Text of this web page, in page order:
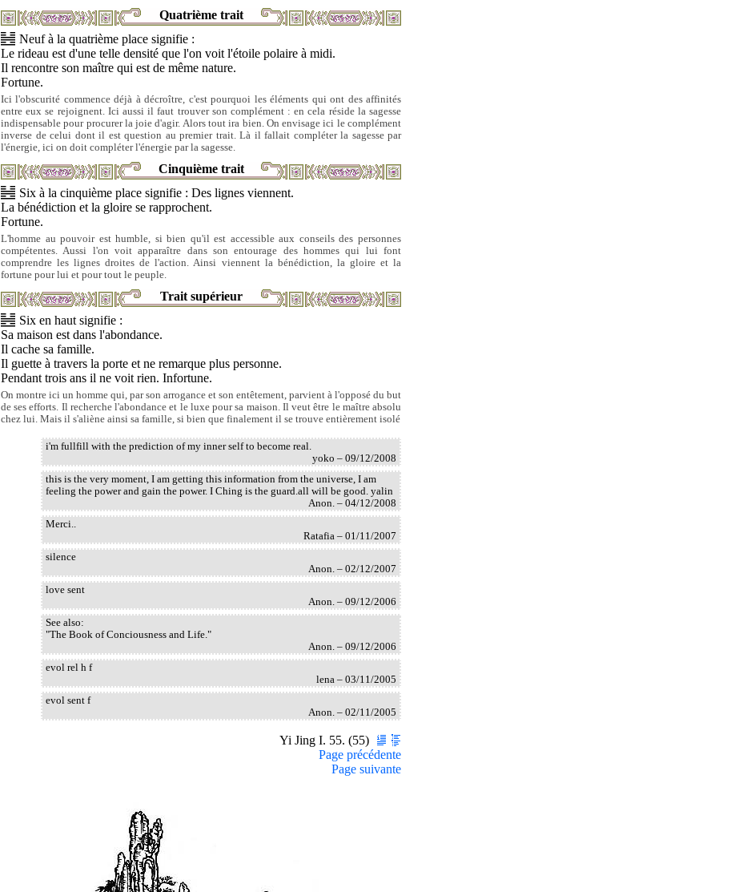
Quatrième trait
Neuf à la quatrième place signifie :
Le rideau est d'une telle densité que l'on voit l'étoile polaire à midi.
Il rencontre son maître qui est de même nature.
Fortune.
Ici l'obscurité commence déjà à décroître, c'est pourquoi les éléments qui ont des affinités
entre eux se rejoignent. Ici aussi il faut trouver son complément : en cela réside la sagesse
indispensable pour procurer la joie d'agir. Alors tout ira bien. On envisage ici le complément
inverse de celui dont il est question au premier trait. Là il fallait compléter la sagesse par
l'énergie, ici on doit compléter l'énergie par la sagesse.
Cinquième trait
Six à la cinquième place signifie : Des lignes viennent.
La bénédiction et la gloire se rapprochent.
Fortune.
L'homme au pouvoir est humble, si bien qu'il est accessible aux conseils des personnes
compétentes. Aussi l'on voit apparaître dans son entourage des hommes qui lui font
comprendre les lignes droites de l'action. Ainsi viennent la bénédiction, la gloire et la
fortune pour lui et pour tout le peuple.
Trait supérieur
Six en haut signifie :
Sa maison est dans l'abondance.
Il cache sa famille.
Il guette à travers la porte et ne remarque plus personne.
Pendant trois ans il ne voit rien. Infortune.
On montre ici un homme qui, par son arrogance et son entêtement, parvient à l'opposé du but
de ses efforts. Il recherche l'abondance et le luxe pour sa maison. Il veut être le maître absolu
chez lui. Mais il s'aliène ainsi sa famille, si bien que finalement il se trouve entièrement isolé
i'm fullfill with the prediction of my inner self to become real.
yoko – 09/12/2008
this is the very moment, I am getting this information from the universe, I am
feeling the power and gain the power. I Ching is the guard.all will be good. yalin
Anon. – 04/12/2008
Merci..
Ratafia – 01/11/2007
silence
Anon. – 02/12/2007
love sent
Anon. – 09/12/2006
See also:
"The Book of Conciousness and Life."
Anon. – 09/12/2006
evol rel h f
lena – 03/11/2005
evol sent f
Anon. – 02/11/2005
Yi Jing I. 55. (55)
Page précédente
Page suivante